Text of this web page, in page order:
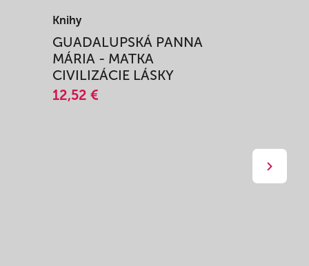
Knihy
GUADALUPSKÁ PANNA
MÁRIA - MATKA
CIVILIZÁCIE LÁSKY
12,52 €